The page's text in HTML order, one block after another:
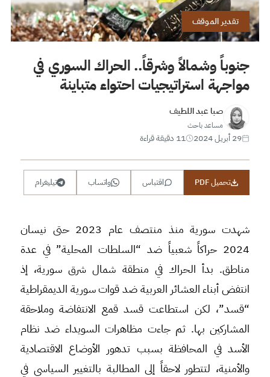
تقدير الموقف
جنوباً وشمالاً وشرقاً.. الحراك السوري في
مواجهة استراتيجيات احتواء متباينة
صبا عبد اللطيف
مساعد باحث
29 أبريل 2024 11 دقيقة قراءة
تحميل PDF اقتباس واتساب تيليغرام
شهدت سورية منذ منتصف عام 2023 حتى نيسان
2024 حراكاً شعبياً ضد “السلطات المحلية” في عدة
مناطق. بدأ الحراك في منطقة شمال شرق سورية، إذ
انتفض أبناء العشائر العربية ضد قوات سورية الديمقراطية
“قسد”، لكن استطاعت قسد قمع الانتفاضة وملاحقة
المشاركين بها. ثم جاءت مظاهرات السويداء ضد نظام
الأسد في المحافظة بسبب تدهور الأوضاع الاقتصادية
والأمنية، لتتطور لاحقاً إلى المطالبة بالتغيير السياسي في